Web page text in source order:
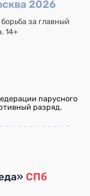
2026
за главный
14+
парусного
разряд.
СПб